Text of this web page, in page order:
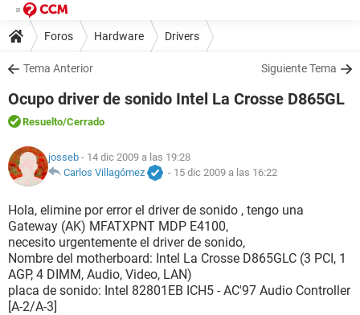
Foros Hardware Drivers
Tema Anterior Siguiente Tema
Ocupo driver de sonido Intel La Crosse D865GL
Resuelto/Cerrado
josseb - 14 dic 2009 a las 19:28
Carlos Villagómez
- 15 dic 2009 a las 16:22
Hola, elimine por error el driver de sonido , tengo una
Gateway (AK) MFATXPNT MDP E4100,
necesito urgentemente el driver de sonido,
Nombre del motherboard: Intel La Crosse D865GLC (3 PCI, 1
AGP, 4 DIMM, Audio, Video, LAN)
placa de sonido: Intel 82801EB ICH5 - AC'97 Audio Controller
[A-2/A-3]